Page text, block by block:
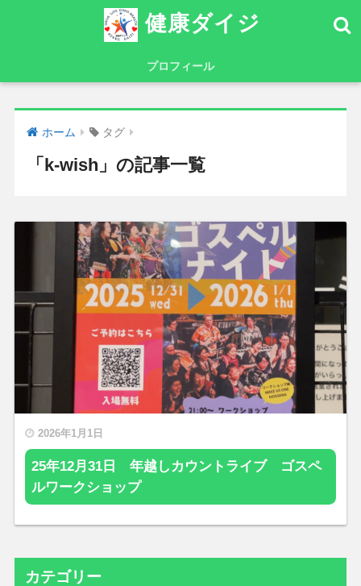
健康ダイジ
プロフィール
ホーム タグ
「k-wish」の記事一覧
2026年1月1日
25年12月31日 年越しカウントライブ ゴスペ
ルワークショップ
カテゴリー